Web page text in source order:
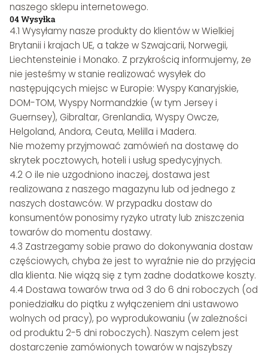
naszego sklepu internetowego.
04 Wysyłka
4.1 Wysyłamy nasze produkty do klientów w Wielkiej
Brytanii i krajach UE, a także w Szwajcarii, Norwegii,
Liechtensteinie i Monako. Z przykrością informujemy, że
nie jesteśmy w stanie realizować wysyłek do
następujących miejsc w Europie: Wyspy Kanaryjskie,
DOM-TOM, Wyspy Normandzkie (w tym Jersey i
Guernsey), Gibraltar, Grenlandia, Wyspy Owcze,
Helgoland, Andora, Ceuta, Melilla i Madera.
Nie możemy przyjmować zamówień na dostawę do
skrytek pocztowych, hoteli i usług spedycyjnych.
4.2 O ile nie uzgodniono inaczej, dostawa jest
realizowana z naszego magazynu lub od jednego z
naszych dostawców. W przypadku dostaw do
konsumentów ponosimy ryzyko utraty lub zniszczenia
towarów do momentu dostawy.
4.3 Zastrzegamy sobie prawo do dokonywania dostaw
częściowych, chyba że jest to wyraźnie nie do przyjęcia
dla klienta. Nie wiążą się z tym żadne dodatkowe koszty.
4.4 Dostawa towarów trwa od 3 do 6 dni roboczych (od
poniedziałku do piątku z wyłączeniem dni ustawowo
wolnych od pracy), po wyprodukowaniu (w zależności
od produktu 2-5 dni roboczych). Naszym celem jest
dostarczenie zamówionych towarów w najszybszy